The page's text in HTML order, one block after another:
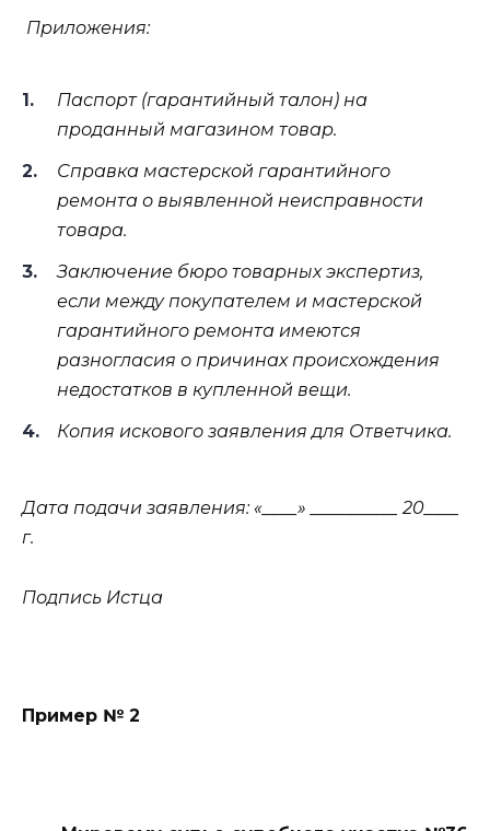
Приложения:
Паспорт (гарантийный талон) на
проданный магазином товар.
Справка мастерской гарантийного
ремонта о выявленной неисправности
товара.
Заключение бюро товарных экспертиз,
если между покупателем и мастерской
гарантийного ремонта имеются
разногласия о причинах происхождения
недостатков в купленной вещи.
Копия искового заявления для Ответчика.
Дата подачи заявления: «____» __________ 20____
г.
Подпись Истца
Пример № 2